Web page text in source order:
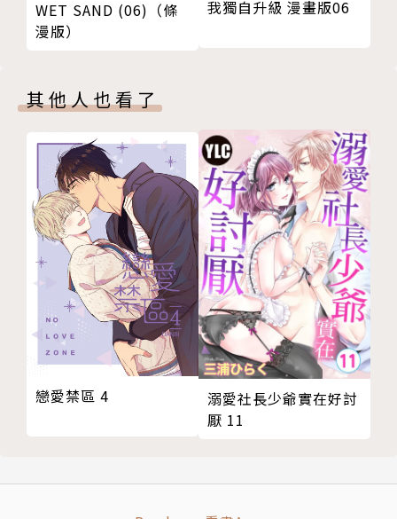
WET SAND (06)（條
漫版）
我獨自升級 漫畫版06
其他人也看了
戀愛禁區 4
溺愛社長少爺實在好討
厭 11